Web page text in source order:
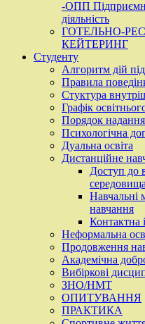
-ОПП
діяльність
ГОТЕЛЬНО-
КЕЙТЕРИНГ
Студенту
Алгоритм дій
Правила
Стуктура
Графік
Порядок надання
Психологічна
Дуальна освіта
Дистанційне
Доступ до
Навчальні
навчання
Контактна
Неформальна
Продовження
Академічна
Вибіркові
ЗНО/НМТ
ОПИТУВАННЯ
ПРАКТИКА